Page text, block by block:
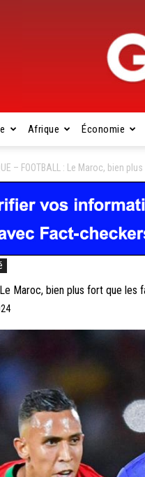
Afrique Économie
– FOOTBALL : Le Maroc, bien
Le Maroc, bien plus fort que les